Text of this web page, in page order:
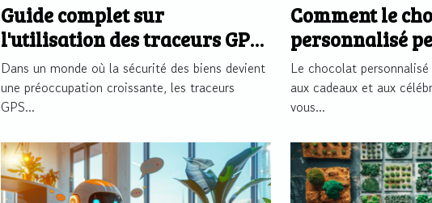
Guide complet sur
l'utilisation des traceurs GPS
pour sécuriser vos biens
Dans un monde où la sécurité des biens devient
une préoccupation croissante, les traceurs
GPS...
Comment le
personnalisé
transformer la
Le chocolat
aux cadeaux et aux
vous...